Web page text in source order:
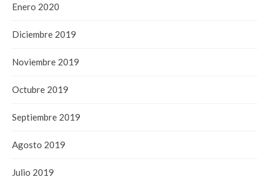
Enero 2020
Diciembre 2019
Noviembre 2019
Octubre 2019
Septiembre 2019
Agosto 2019
Julio 2019